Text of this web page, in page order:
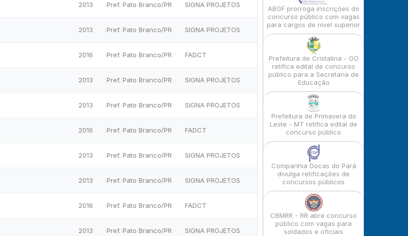
2013 Pref. Pato Branco/PR SIGNA PROJETOS
2013 Pref. Pato Branco/PR SIGNA PROJETOS
2016 Pref. Pato Branco/PR FADCT
2013 Pref. Pato Branco/PR SIGNA PROJETOS
2013 Pref. Pato Branco/PR SIGNA PROJETOS
2016 Pref. Pato Branco/PR FADCT
2013 Pref. Pato Branco/PR SIGNA PROJETOS
2013 Pref. Pato Branco/PR SIGNA PROJETOS
2016 Pref. Pato Branco/PR FADCT
2013 Pref. Pato Branco/PR SIGNA PROJETOS
ABGF prorroga inscrições do
concurso público com vagas
para cargos de nível superior
Prefeitura de Cristalina - GO
retifica edital de concurso
público para a Secretaria de
Educação
Prefeitura de Primavera do
Leste - MT retifica edital de
concurso público
Companhia Docas do Pará
divulga retificações de
concursos públicos
CBMRR - RR abre concurso
público com vagas para
soldados e oficiais